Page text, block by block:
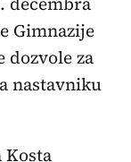
Gimnazije
dozvole za
nastavniku
Kosta